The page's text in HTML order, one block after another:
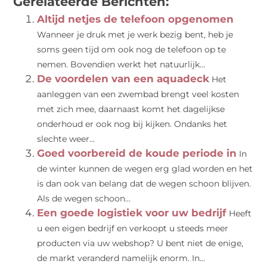
Altijd netjes de telefoon opgenomen
Wanneer je druk met je werk bezig bent, heb je
soms geen tijd om ook nog de telefoon op te
nemen. Bovendien werkt het natuurlijk...
De voordelen van een aquadeck Het
aanleggen van een zwembad brengt veel kosten
met zich mee, daarnaast komt het dagelijkse
onderhoud er ook nog bij kijken. Ondanks het
slechte weer...
Goed voorbereid de koude periode in In
de winter kunnen de wegen erg glad worden en het
is dan ook van belang dat de wegen schoon blijven.
Als de wegen schoon...
Een goede logistiek voor uw bedrijf Heeft
u een eigen bedrijf en verkoopt u steeds meer
producten via uw webshop? U bent niet de enige,
de markt veranderd namelijk enorm. In...